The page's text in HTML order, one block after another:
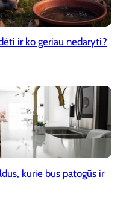
ir ko geriau nedaryti?
kurie bus patogūs ir